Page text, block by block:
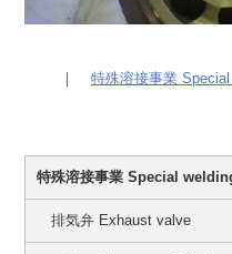
｜ 特殊溶接事業
特殊溶接事業 Special
排気弁 Exhaust valve